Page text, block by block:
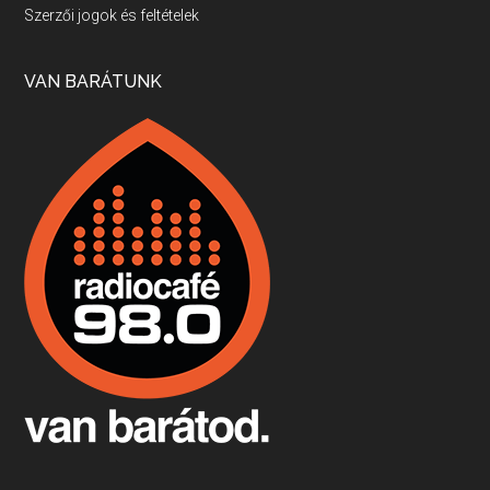
Apr 17, 2026 • 00:35:38
Boston, teadélután, bab és homár
Apr 9, 2026 • 00:37:17
Fermentáljunk, a testünk meghálálja!
Apr 3, 2026 • 00:36:07
Szerzői jogok és feltételek
VAN BARÁTUNK